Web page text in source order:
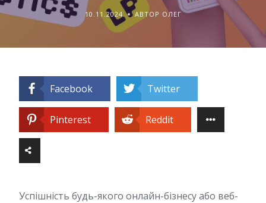
10.11.2024 АВТОР ОЛЕГ
Facebook Twitter
Pinterest Reddit
Успішність будь-якого онлайн-бізнесу або веб-